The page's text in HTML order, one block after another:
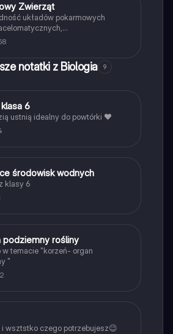
Zwierząt
układów pokarmowych
oraz ich adaptacje do
pokarmu. Dowiedz się o procesach
i zewnętrznego, a
w trawieniu. Notatka oparta na
notatki z Biologia 9
6
ustnią idealny do powtórki ❤️
środowisk wodnych
klasy 6
podziemny rośliny
temacie "korzeń- organ
"
i wsztstko czego potrzebujesz😉